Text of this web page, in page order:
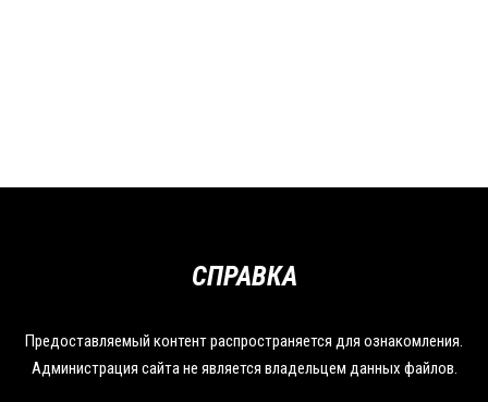
СПРАВКА
Предоставляемый контент распространяется для ознакомления.
Администрация сайта не является владельцем данных файлов.